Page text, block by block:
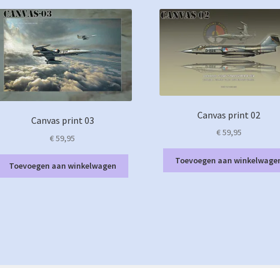
Canvas print 03
€59,95
Toevoegen aan winkelwagen
Canvas print 02
€59,95
Toevoegen aan